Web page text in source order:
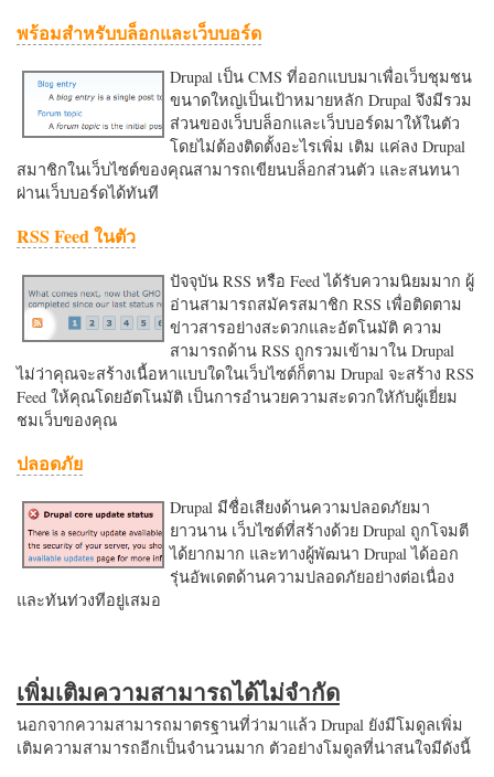
พร้อมสำหรับบล็อกและเว็บบอร์ด
Drupal เป็น CMS ที่ออกแบบมาเพื่อเว็บชุมชน
ขนาดใหญ่เป็นเป้าหมายหลัก Drupal จึงมีรวม
ส่วนของเว็บบล็อกและเว็บบอร์ดมาให้ในตัว
โดยไม่ต้องติดตั้งอะไรเพิ่ม เติม แค่ลง Drupal
สมาชิกในเว็บไซต์ของคุณสามารถเขียนบล็อกส่วนตัว และสนทนา
ผ่านเว็บบอร์ดได้ทันที
RSS Feed ในตัว
ปัจจุบัน RSS หรือ Feed ได้รับความนิยมมาก ผู้
อ่านสามารถสมัครสมาชิก RSS เพื่อติดตาม
ข่าวสารอย่างสะดวกและอัตโนมัติ ความ
สามารถด้าน RSS ถูกรวมเข้ามาใน Drupal
ไม่ว่าคุณจะสร้างเนื้อหาแบบใดในเว็บไซต์ก็ตาม Drupal จะสร้าง RSS
Feed ให้คุณโดยอัตโนมัติ เป็นการอำนวยความสะดวกใหักับผู้เยี่ยม
ชมเว็บของคุณ
ปลอดภัย
Drupal มีชื่อเสียงด้านความปลอดภัยมา
ยาวนาน เว็บไซต์ที่สร้างด้วย Drupal ถูกโจมตี
ได้ยากมาก และทางผู้พัฒนา Drupal ได้ออก
รุ่นอัพเดตด้านความปลอดภัยอย่างต่อเนื่อง
และทันท่วงทีอยู่เสมอ
เพิ่มเติมความสามารถได้ไม่จำกัด
นอกจากความสามารถมาตรฐานที่ว่ามาแล้ว Drupal ยังมีโมดูลเพิ่ม
เติมความสามารถอีกเป็นจำนวนมาก ตัวอย่างโมดูลที่น่าสนใจมีดังนี้